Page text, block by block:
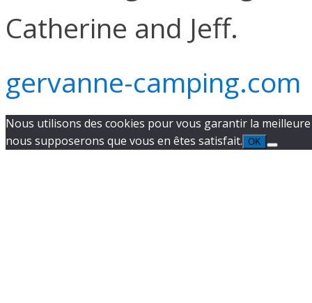
Catherine and Jeff.
gervanne-camping.com
Nous utilisons des cookies pour vous garantir la
nous supposerons que vous en êtes satisfait. OK